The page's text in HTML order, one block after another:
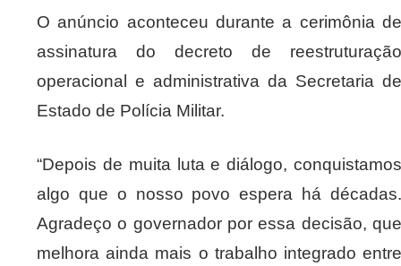
O anúncio aconteceu durante a cerimônia de
assinatura do decreto de reestruturação
operacional e administrativa da Secretaria de
Estado de Polícia Militar.
“Depois de muita luta e diálogo, conquistamos
algo que o nosso povo espera há décadas.
Agradeço o governador por essa decisão, que
melhora ainda mais o trabalho integrado entre